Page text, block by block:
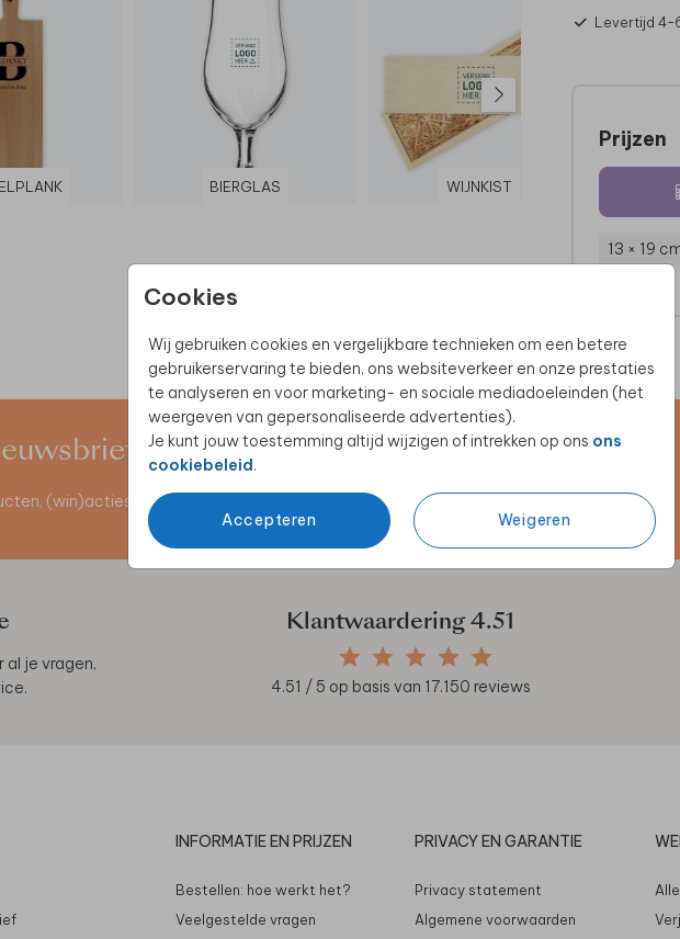
Cookies
Wij gebruiken cookies en vergelijkbare technieken om een betere
gebruikerservaring te bieden, ons websiteverkeer en onze prestaties
te analyseren en voor marketing- en sociale mediadoeleinden (het
weergeven van gepersonaliseerde advertenties).
Je kunt jouw toestemming altijd wijzigen of intrekken op ons ons
cookiebeleid.
Accepteren Weigeren
BIERGLAS WIJNKIST
Levertijd 4-
Prijzen
13 × 19
(win)acties en unieke samenwerkingen!
al je vragen,
.
Klantwaardering4.51
4.51 / 5 op basis van 17.150 reviews
INFORMATIE EN PRIJZEN
Bestellen: hoe werkt het?
Veelgestelde vragen
PRIVACY EN GARANTIE
Privacy statement
Algemene voorwaarden